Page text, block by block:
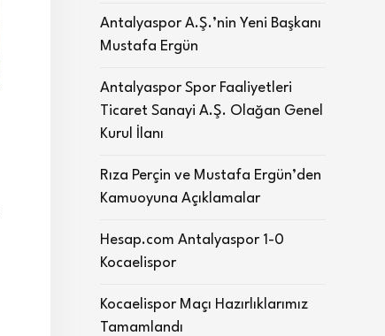
Antalyaspor A.Ş.’nin Yeni Başkanı
Mustafa Ergün
Antalyaspor Spor Faaliyetleri
Ticaret Sanayi A.Ş. Olağan Genel
Kurul İlanı
Rıza Perçin ve Mustafa Ergün’den
Kamuoyuna Açıklamalar
Hesap.com Antalyaspor 1-0
Kocaelispor
Kocaelispor Maçı Hazırlıklarımız
Tamamlandı